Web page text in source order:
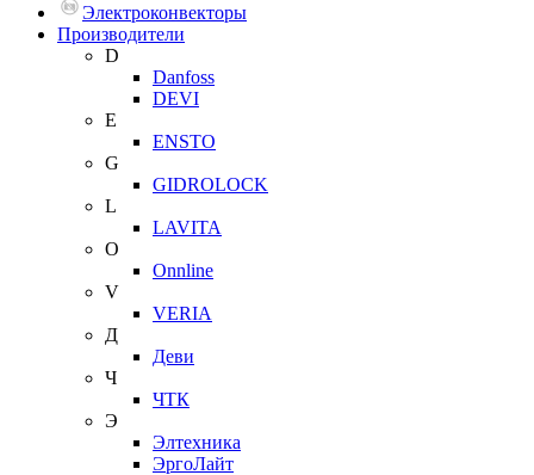
Электроконвекторы
Производители
D
Danfoss
DEVI
E
ENSTO
G
GIDROLOCK
L
LAVITA
O
Onnline
V
VERIA
Д
Деви
Ч
ЧТК
Э
Элтехника
ЭргоЛайт